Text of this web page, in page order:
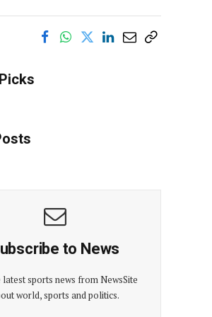
to News
latest sports news from NewsSite
world, sports and politics.